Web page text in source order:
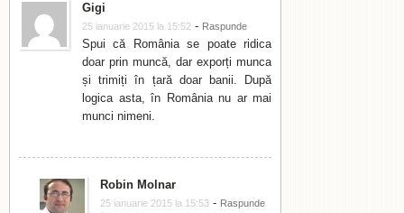
Gigi
25 ianuarie 2015 la 15:52 - Raspunde
Spui că România se poate ridica
doar prin muncă, dar exporți munca
și trimiți în țară doar banii. După
logica asta, în România nu ar mai
munci nimeni.
Robin Molnar
25 ianuarie 2015 la 15:53 - Raspunde